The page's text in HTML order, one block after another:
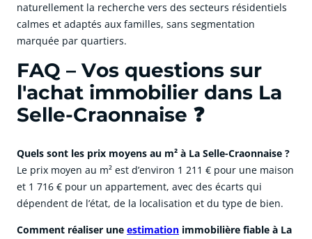
naturellement la recherche vers des secteurs résidentiels
calmes et adaptés aux familles, sans segmentation
marquée par quartiers.
FAQ – Vos questions sur
l'achat immobilier dans La
Selle-Craonnaise ❓
Quels sont les prix moyens au m² à La Selle-Craonnaise ?
Le prix moyen au m² est d’environ 1 211 € pour une maison
et 1 716 € pour un appartement, avec des écarts qui
dépendent de l’état, de la localisation et du type de bien.
Comment réaliser une estimation immobilière fiable à La